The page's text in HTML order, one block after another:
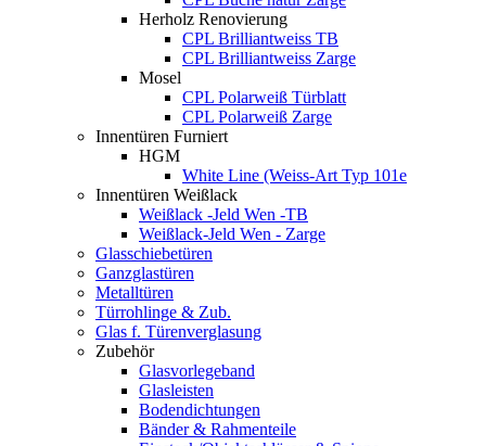
Herholz Renovierung
CPL Brilliantweiss TB
CPL Brilliantweiss Zarge
Mosel
CPL Polarweiß Türblatt
CPL Polarweiß Zarge
Innentüren Furniert
HGM
White Line (Weiss-Art Typ 101e
Innentüren Weißlack
Weißlack -Jeld Wen -TB
Weißlack-Jeld Wen - Zarge
Glasschiebetüren
Ganzglastüren
Metalltüren
Türrohlinge & Zub.
Glas f. Türenverglasung
Zubehör
Glasvorlegeband
Glasleisten
Bodendichtungen
Bänder & Rahmenteile